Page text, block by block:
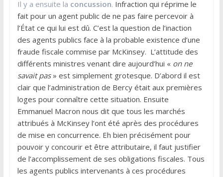
Il y a ensuite la concussion. Infraction qui réprime le
fait pour un agent public de ne pas faire percevoir à
l’État ce qui lui est dû. C’est la question de l’inaction
des agents publics face à la probable existence d’une
fraude fiscale commise par McKinsey. L’attitude des
différents ministres venant dire aujourd’hui « on ne
savait pas» est simplement grotesque. D’abord il est
clair que l’administration de Bercy était aux premières
loges pour connaître cette situation. Ensuite
Emmanuel Macron nous dit que tous les marchés
attribués à McKinsey l’ont été après des procédures
de mise en concurrence. Eh bien précisément pour
pouvoir y concourir et être attributaire, il faut justifier
de l’accomplissement de ses obligations fiscales. Tous
les agents publics intervenants à ces procédures